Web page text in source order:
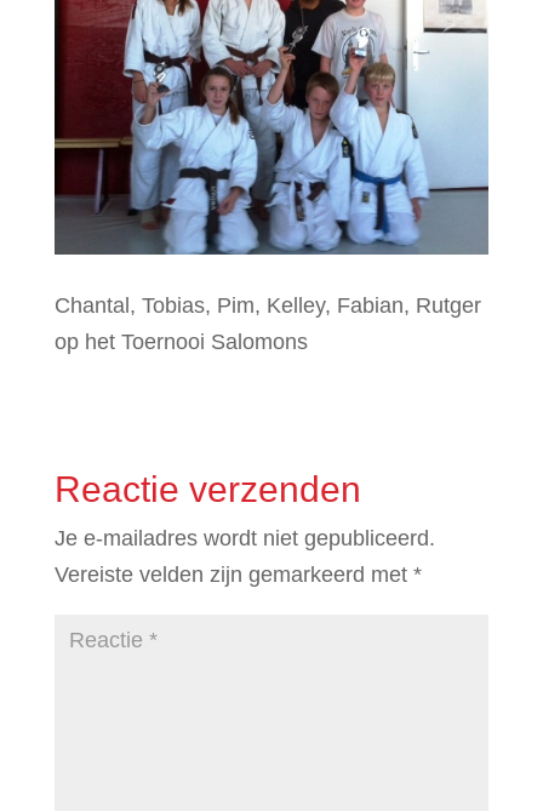
Chantal, Tobias, Pim, Kelley, Fabian, Rutger
op het Toernooi Salomons
Reactie verzenden
Je e-mailadres wordt niet gepubliceerd.
Vereiste velden zijn gemarkeerd met *